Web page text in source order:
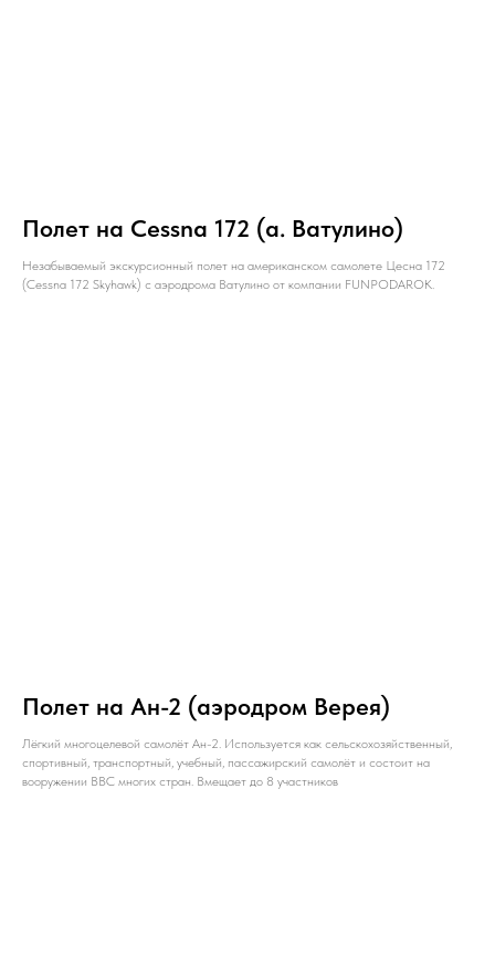
Полет на Cessna 172 (а. Ватулино)
Незабываемый экскурсионный полет на американском самолете Цесна 172
(Cessna 172 Skyhawk) с аэродрома Ватулино от компании FUNPODAROK.
Полет на Ан-2 (аэродром Верея)
Лёгкий многоцелевой самолёт Ан-2. Используется как сельскохозяйственный,
спортивный, транспортный, учебный, пассажирский самолёт и состоит на
вооружении ВВС многих стран. Вмещает до 8 участников
НАПИШИТЕ НАМ В TELEGRAM
НАПИШИТЕ НАМ В MAX